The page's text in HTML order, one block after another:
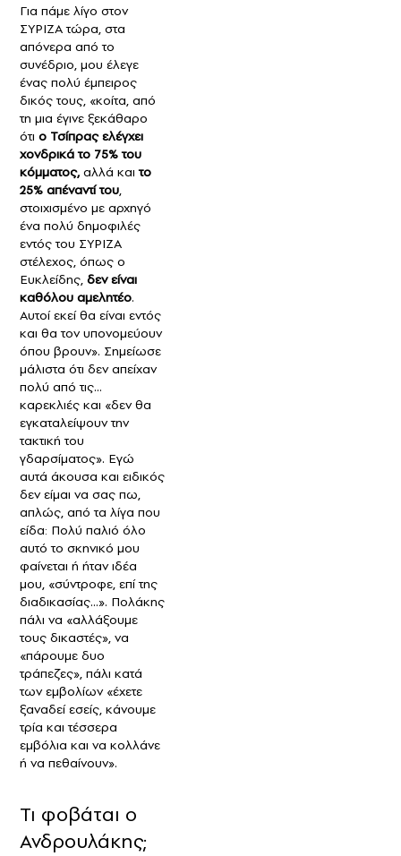
Για πάμε λίγο στον
ΣΥΡΙΖΑ τώρα, στα
απόνερα από το
συνέδριο, μου έλεγε
ένας πολύ έμπειρος
δικός τους, «κοίτα, από
τη μια έγινε ξεκάθαρο
ότι ο Τσίπρας ελέγχει
χονδρικά το 75% του
κόμματος,αλλά καιτο
25% απέναντί του,
στοιχισμένο με αρχηγό
ένα πολύ δημοφιλές
εντός του ΣΥΡΙΖΑ
στέλεχος, όπως ο
Ευκλείδης, δεν είναι
καθόλου αμελητέο.
Αυτοί εκεί θα είναι εντός
και θα τον υπονομεύουν
όπου βρουν». Σημείωσε
μάλιστα ότι δεν απείχαν
πολύ από τις…
καρεκλιές και «δεν θα
εγκαταλείψουν την
τακτική του
γδαρσίματος». Εγώ
αυτά άκουσα και ειδικός
δεν είμαι να σας πω,
απλώς, από τα λίγα που
είδα: Πολύ παλιό όλο
αυτό το σκηνικό μου
φαίνεται ή ήταν ιδέα
μου, «σύντροφε, επί της
διαδικασίας...». Πολάκης
πάλι να «αλλάξουμε
τους δικαστές», να
«πάρουμε δυο
τράπεζες», πάλι κατά
των εμβολίων «έχετε
ξαναδεί εσείς, κάνουμε
τρία και τέσσερα
εμβόλια και να κολλάνε
ή να πεθαίνουν».
Τι φοβάται ο
Ανδρουλάκης;